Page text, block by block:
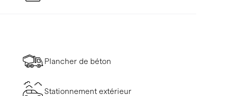
Plancher de béton
Stationnement extérieur